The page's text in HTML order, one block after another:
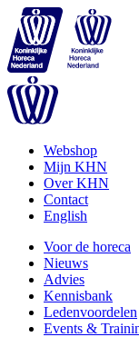
Webshop
Mijn KHN
Over KHN
Contact
English
Voor de horeca
Nieuws
Advies
Kennisbank
Ledenvoordelen
Events &